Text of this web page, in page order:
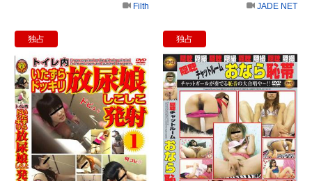
Filth
JADE NET
独占
トイレ内 いたずらドッキリ放尿娘
独占
隠